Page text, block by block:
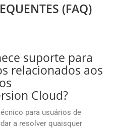
(FAQ)
suporte para
relacionados aos
Cloud?
para usuários de
a resolver quaisquer